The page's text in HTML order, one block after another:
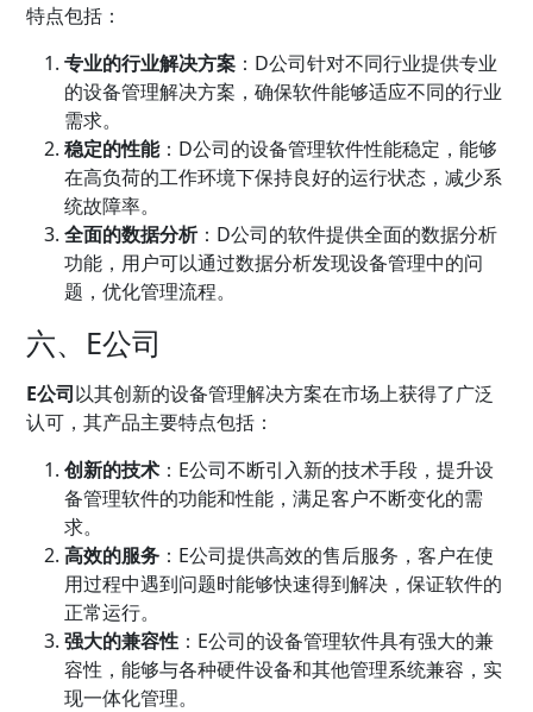
特点包括：
专业的行业解决方案 ：D公司针对不同行业提供专业
的设备管理解决方案，确保软件能够适应不同的行业
需求。
稳定的性能：D公司的设备管理软件性能稳定，能够
在高负荷的工作环境下保持良好的运行状态，减少系
统故障率。
全面的数据分析：D公司的软件提供全面的数据分析
功能，用户可以通过数据分析发现设备管理中的问
题，优化管理流程。
六、E公司
E公司以其创新的设备管理解决方案在市场上获得了广泛
认可，其产品主要特点包括：
创新的技术 ：E公司不断引入新的技术手段，提升设
备管理软件的功能和性能，满足客户不断变化的需
求。
高效的服务 ：E公司提供高效的售后服务，客户在使
用过程中遇到问题时能够快速得到解决，保证软件的
正常运行。
强大的兼容性 ：E公司的设备管理软件具有强大的兼
容性，能够与各种硬件设备和其他管理系统兼容，实
现一体化管理。